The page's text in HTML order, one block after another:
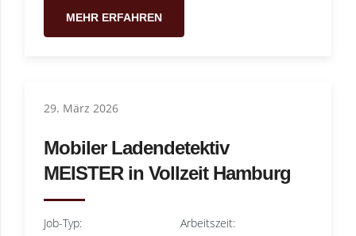
MEHR ERFAHREN
29. März 2026
Mobiler Ladendetektiv
MEISTER in Vollzeit Hamburg
Job-Typ: Arbeitszeit: